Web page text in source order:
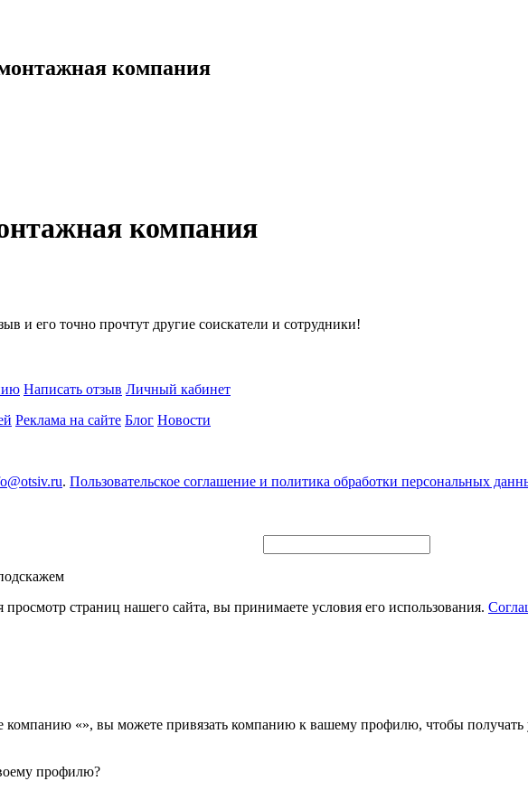
компания
компания
и его точно прочтут другие соискатели и сотрудники!
Написать отзыв Личный кабинет
Реклама на сайте Блог Новости
. Пользовательское соглашение и политика обработки персональных
страниц нашего сайта, вы принимаете условия его использования.
компанию «», вы можете привязать компанию к вашему профилю, чтобы получать
профилю?